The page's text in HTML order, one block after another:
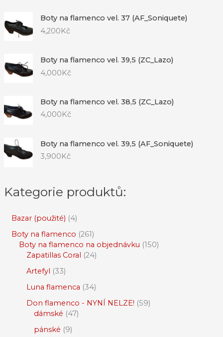
Boty na flamenco vel. 37 (AF_Soniquete)
4,200Kč
Boty na flamenco vel. 39,5 (ZC_Lazo)
4,000Kč
Boty na flamenco vel. 38,5 (ZC_Lazo)
4,000 Kč
Boty na flamenco vel. 39,5 (AF_Soniquete)
3,900 Kč
Kategorie produktů:
Bazar (použité) 4
Boty na flamenco 261
Boty na flamenco na objednávku 150
Zapatillas Coral 24
Artefyl 33
Luna flamenca 34
Don flamenco - NYNÍ NELZE! 59
dámské 47
pánské 9